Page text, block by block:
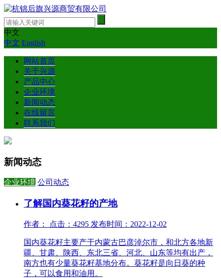
中文
中文 English
网站首页
关于兴源
产品中心
企业环境
新闻动态
在线留言
联系我们
新闻动态
企业环境 公司动态
了解国内葵花籽的产地
作者： 点击：4295 发布时间：2022-12-02
国内葵花籽主要产于内蒙古巴彦淖尔市，和北方各地新
疆、甘肃、陕西、东北三省、河北、山东等均有出产，
南方也有少量葵花籽基地分布。葵花籽是向日葵的种
子，可以食用和油用。